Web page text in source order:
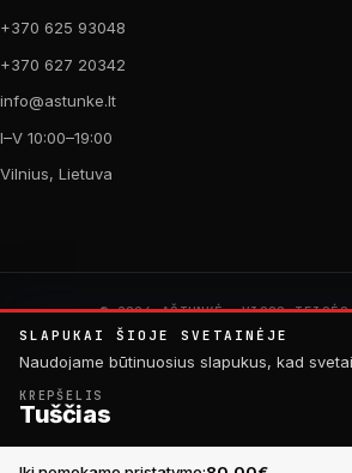
+370 625 93048
+370 627 20342
info@astunke.lt
I–V 10:00–19:00
Vilnius, Lietuva
© 2026 AŠTUNKĖ. VISOS TEISĖS
PAGAMINTA SU MEILE
by Digital Acid
KREPŠELIS
Tuščias
SLAPUKAI ŠIOJE SVETAINĖJE
Naudojame būtinuosius slapukus, kad
sutiksite, analitinius slapukus, padedančius
Daugiau informacijos rasite